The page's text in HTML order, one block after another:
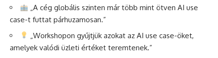
„A cég globális szinten már több mint ötven AI use
case-t futtat párhuzamosan.”
„Workshopon gyűjtjük azokat az AI use case-öket,
amelyek valódi üzleti értéket teremtenek.”